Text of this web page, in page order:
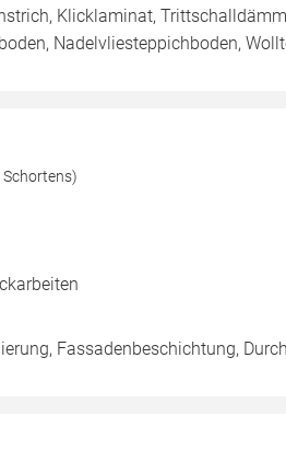
Klicklaminat,
Nadelvliesteppichboden,
Fassadenbeschichtung,